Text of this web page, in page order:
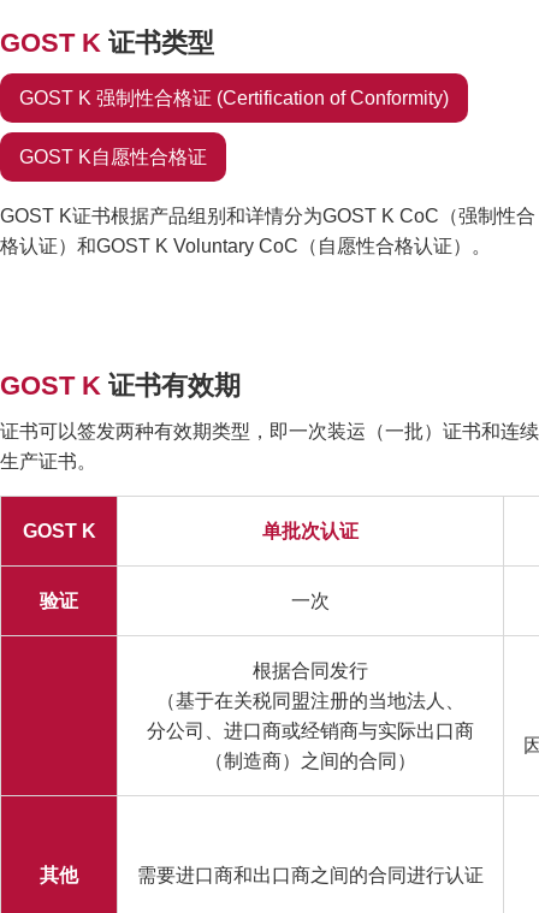
GOST K 证书类型
GOST K 强制性合格证 (Certification of Conformity)
GOST K自愿性合格证
GOST K证书根据产品组别和详情分为GOST K CoC（强制性合
格认证）和GOST K Voluntary CoC（自愿性合格认证）。
GOST K 证书有效期
证书可以签发两种有效期类型，即一次装运（一批）证书和连续
生产证书。
GOST K 单批次认证
验证 一次
根据合同发行
（基于在关税同盟注册的当地法人、
分公司、进口商或经销商与实际出口商
（制造商）之间的合同）
其他 需要进口商和出口商之间的合同进行认证